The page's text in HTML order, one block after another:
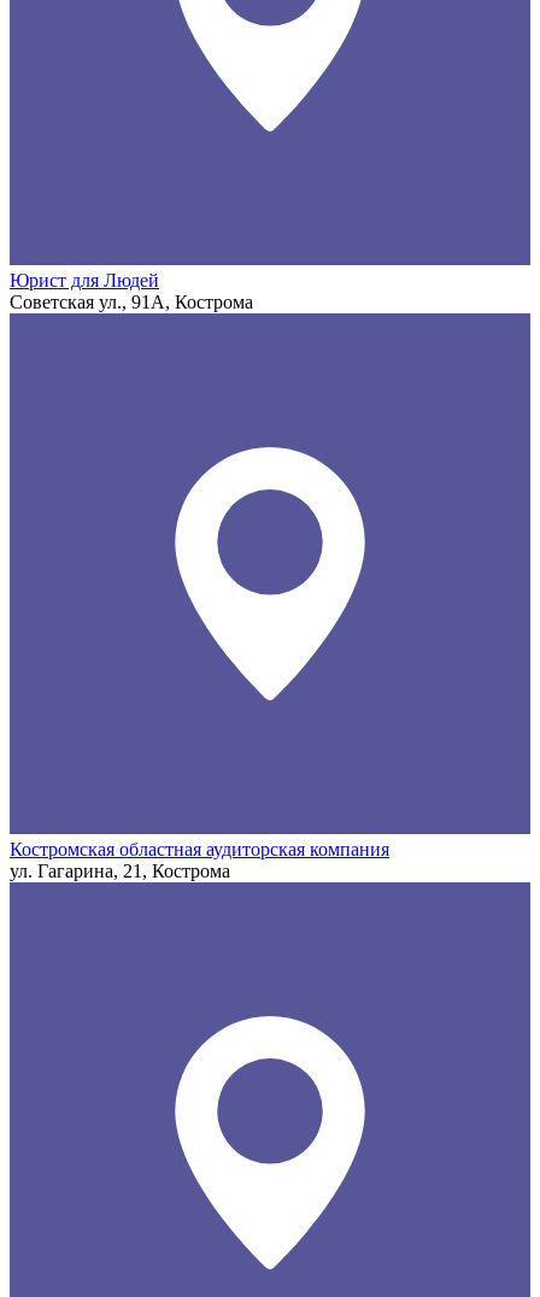
Юрист для Людей
Советская ул., 91А, Кострома
Костромская областная аудиторская компания
ул. Гагарина, 21, Кострома